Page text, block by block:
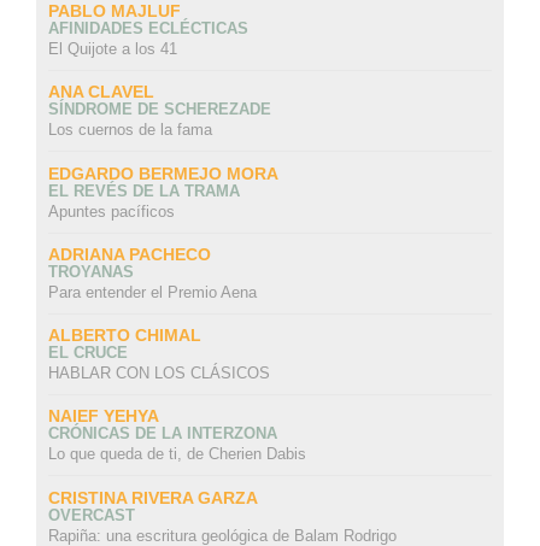
PABLO MAJLUF
AFINIDADES ECLÉCTICAS
El Quijote a los 41
ANA CLAVEL
SÍNDROME DE SCHEREZADE
Los cuernos de la fama
EDGARDO BERMEJO MORA
EL REVÉS DE LA TRAMA
Apuntes pacíficos
ADRIANA PACHECO
TROYANAS
Para entender el Premio Aena
ALBERTO CHIMAL
EL CRUCE
HABLAR CON LOS CLÁSICOS
NAIEF YEHYA
CRÓNICAS DE LA INTERZONA
Lo que queda de ti, de Cherien Dabis
CRISTINA RIVERA GARZA
OVERCAST
Rapiña: una escritura geológica de Balam Rodrigo